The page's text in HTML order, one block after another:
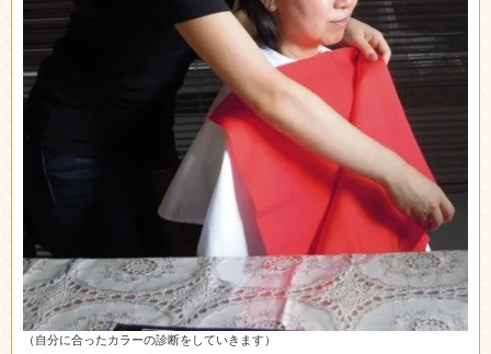
（自分に合ったカラーの診断をしていきます）